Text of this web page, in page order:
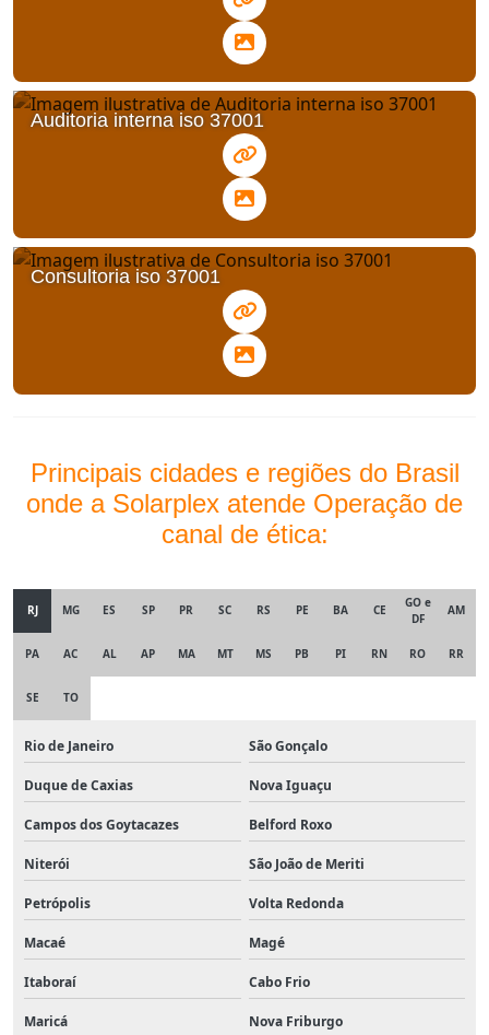
Auditoria interna iso 37001
Consultoria iso 37001
Principais cidades e regiões do Brasil
onde a Solarplex atende Operação de
canal de ética:
RJ MG ES SP PR SC RS PE BA CE
GO e
DF
AM
PA AC AL AP MA MT MS PB PI RN RO RR
SE TO
Rio de Janeiro São Gonçalo
Duque de Caxias Nova Iguaçu
Campos dos Goytacazes Belford Roxo
Niterói São João de Meriti
Petrópolis Volta Redonda
Macaé Magé
Itaboraí Cabo Frio
Maricá Nova Friburgo